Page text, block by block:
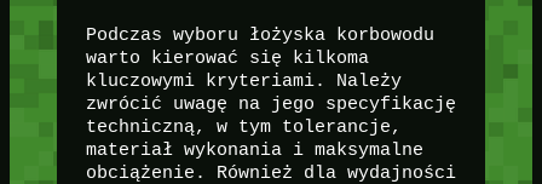
Podczas wyboru łożyska korbowodu
warto kierować się kilkoma
kluczowymi kryteriami. Należy
zwrócić uwagę na jego specyfikację
techniczną, w tym tolerancje,
materiał wykonania i maksymalne
obciążenie. Również dla wydajności